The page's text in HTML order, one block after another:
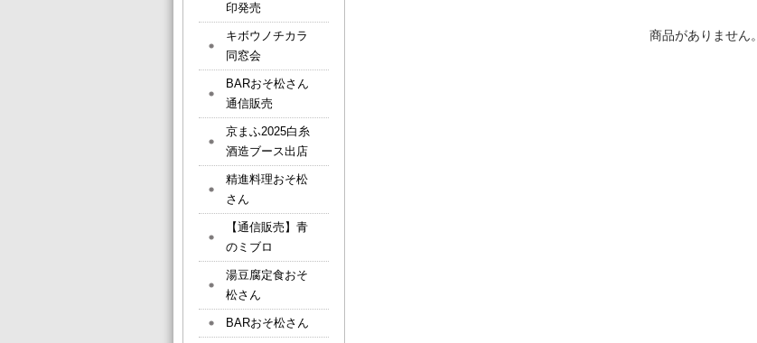
商品がありません。
印発売
キボウノチカラ
同窓会
BARおそ松さん
通信販売
京まふ2025白糸
酒造ブース出店
精進料理おそ松
さん
【通信販売】青
のミブロ
湯豆腐定食おそ
松さん
BARおそ松さん